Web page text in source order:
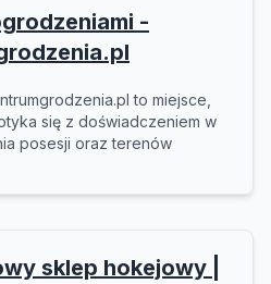
-
to miejsce,
się z doświadczeniem w
posesji oraz terenów
sklep hokejowy |